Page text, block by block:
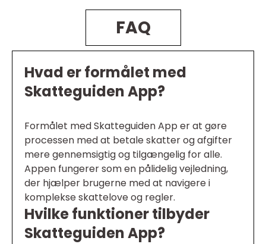
FAQ
Hvad er formålet med
Skatteguiden App?
Formålet med Skatteguiden App er at gøre
processen med at betale skatter og afgifter
mere gennemsigtig og tilgængelig for alle.
Appen fungerer som en pålidelig vejledning,
der hjælper brugerne med at navigere i
komplekse skattelove og regler.
Hvilke funktioner tilbyder
Skatteguiden App?